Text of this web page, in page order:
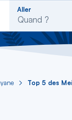
Rechercher
dans
liste
Aller
Top 5 des